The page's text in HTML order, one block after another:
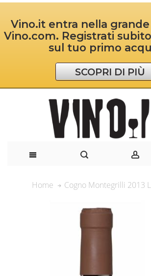
Vino.it entra nella
Vino.com. Registrati
sul tuo primo
SCOPRI DI PIÙ
Home Cogno Montegrilli 2013